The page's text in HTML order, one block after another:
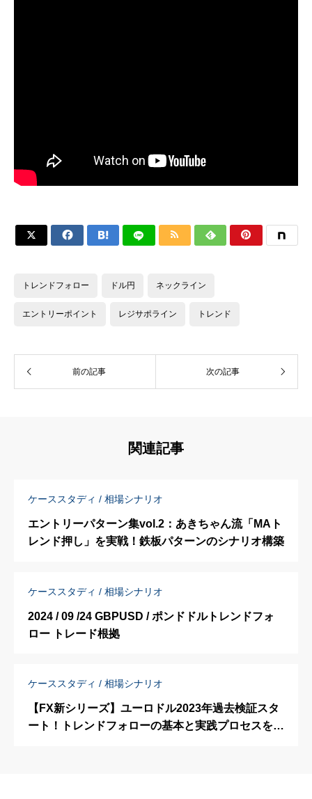
     
トレンドフォロー ドル円 ネックライン
エントリーポイント レジサポライン トレンド
前の記事 次の記事
関連記事
ケーススタディ / 相場シナリオ
エントリーパターン集vol.2：あきちゃん流「MAト
レンド押し」を実戦！鉄板パターンのシナリオ構築
ケーススタディ / 相場シナリオ
2024 / 09 /24 GBPUSD / ポンドドルトレンドフォ
ロー トレード根拠
ケーススタディ / 相場シナリオ
【FX新シリーズ】ユーロドル2023年過去検証スタ
ート！トレンドフォローの基本と実践プロセスを徹